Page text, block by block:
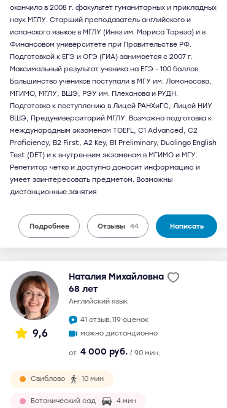
окончила в 2008 г. факультет гуманитарных и прикладных
наук МГЛУ. Старший преподаватель английского и
испанского языков в МГЛУ (Иняз им. Мориса Тореза) и в
Финансовом университете при Правительстве РФ.
Подготовкой к ЕГЭ и ОГЭ (ГИА) занимается с 2007 г.
Максимальный результат ученика на ЕГЭ - 100 баллов.
Большинство учеников поступали в МГУ им. Ломоносова,
МГИМО, МГЛУ, ВШЭ, РЭУ им. Плеханова и РУДН.
Подготовка к поступлению в Лицей РАНХиГС, Лицей НИУ
ВШЭ, Предуниверситарий МГЛУ. Возможна подготовка к
международным экзаменам TOEFL, C1 Advanced, C2
Proficiency, B2 First, A2 Key, B1 Preliminary, Duolingo English
Test (DET) и к внутренним экзаменам в МГИМО и МГУ.
Репетитор четко и доступно доносит информацию и
умеет заинтересовать предметом. Возможны
дистанционные занятия
Подробнее Отзывы 44 Написать
9,6
Наталия Михайловна
68 лет
английский язык
41 отзыв,119 оценок
можно дистанционно
от 4 000 руб. / 90 мин.
Свиблово 10 мин
Ботанический сад 4 мин